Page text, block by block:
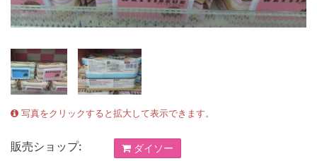
写真をクリックすると拡大して表示できます。
販売ショップ: ダイソー